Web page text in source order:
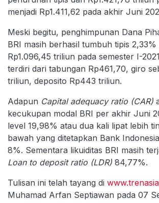
menjadi Rp1.411,62 pada akhir Juni
Meski begitu, penghimpunan Dana
BRI masih berhasil tumbuh tipis 2,33%
Rp1.096,45 triliun pada semester I-
terdiri dari tabungan Rp461,70, giro
triliun, deposito Rp443 triliun.
Adapun Capital adequacy ratio (CAR)
kecukupan modal BRI per akhir Juni
level 19,98% atau dua kali lipat lebih
bawah yang ditetapkan Bank
8%. Sementara likuiditas BRI masih
Loan to deposit ratio (LDR) 84,77%.
Tulisan ini telah tayang di
Muhamad Arfan Septiawan pada 07